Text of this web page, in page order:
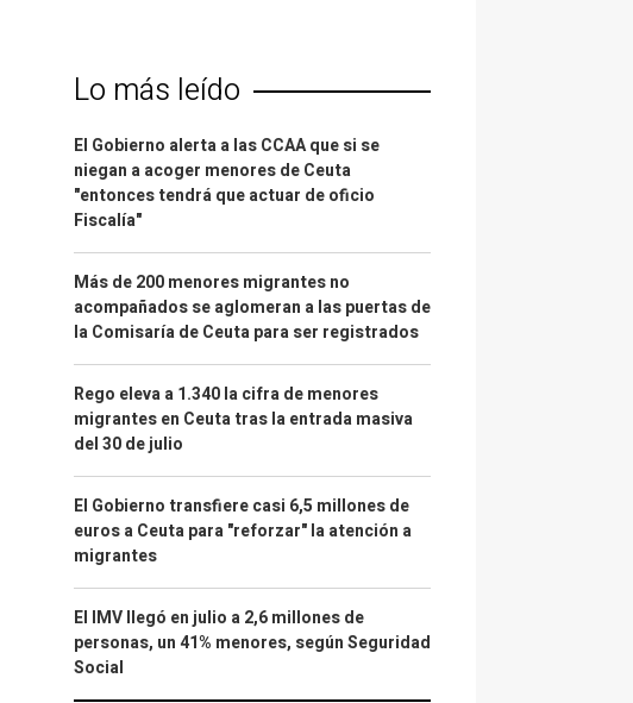
Lo más leído
El Gobierno alerta a las CCAA que si se
niegan a acoger menores de Ceuta
"entonces tendrá que actuar de oficio
Fiscalía"
Más de 200 menores migrantes no
acompañados se aglomeran a las puertas de
la Comisaría de Ceuta para ser registrados
Rego eleva a 1.340 la cifra de menores
migrantes en Ceuta tras la entrada masiva
del 30 de julio
El Gobierno transfiere casi 6,5 millones de
euros a Ceuta para "reforzar" la atención a
migrantes
El IMV llegó en julio a 2,6 millones de
personas, un 41% menores, según Seguridad
Social